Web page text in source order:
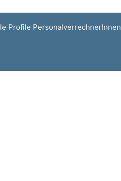
Profile PersonalverrechnerInnen